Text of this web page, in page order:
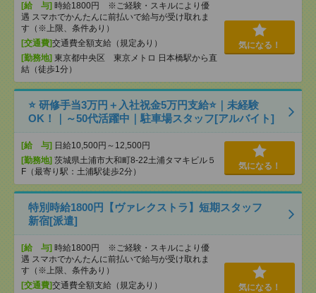
[給 与] 時給1800円 ※ご経験・スキルにより優
遇 スマホでかんたんに前払いで給与が受け取れま
す（※上限、条件あり）
[交通費]交通費全額支給（規定あり）
[勤務地] 東京都中央区 東京メトロ 日本橋駅から直
結（徒歩1分）
気になる！
⭐ 研修手当3万円＋入社祝金5万円支給⭐｜未経験
OK！｜～50代活躍中｜駐車場スタッフ[アルバイト]
[給 与] 日給10,500円～12,500円
[勤務地] 茨城県土浦市大和町8-22土浦タマキビル５
F（最寄り駅：土浦駅徒歩2分）
気になる！
特別時給1800円【ヴァレクストラ】短期スタッフ
新宿[派遣]
[給 与] 時給1800円 ※ご経験・スキルにより優
遇 スマホでかんたんに前払いで給与が受け取れま
す（※上限、条件あり）
[交通費]交通費全額支給（規定あり）
気になる！